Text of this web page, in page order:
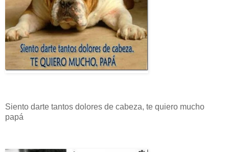
Siento darte tantos dolores de cabeza, te quiero mucho
papá